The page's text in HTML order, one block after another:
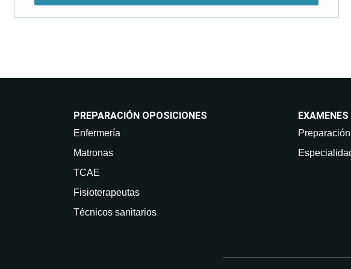
PREPARACIÓN OPOSICIONES
Enfermería
Matronas
TCAE
Fisioterapeutas
Técnicos sanitarios